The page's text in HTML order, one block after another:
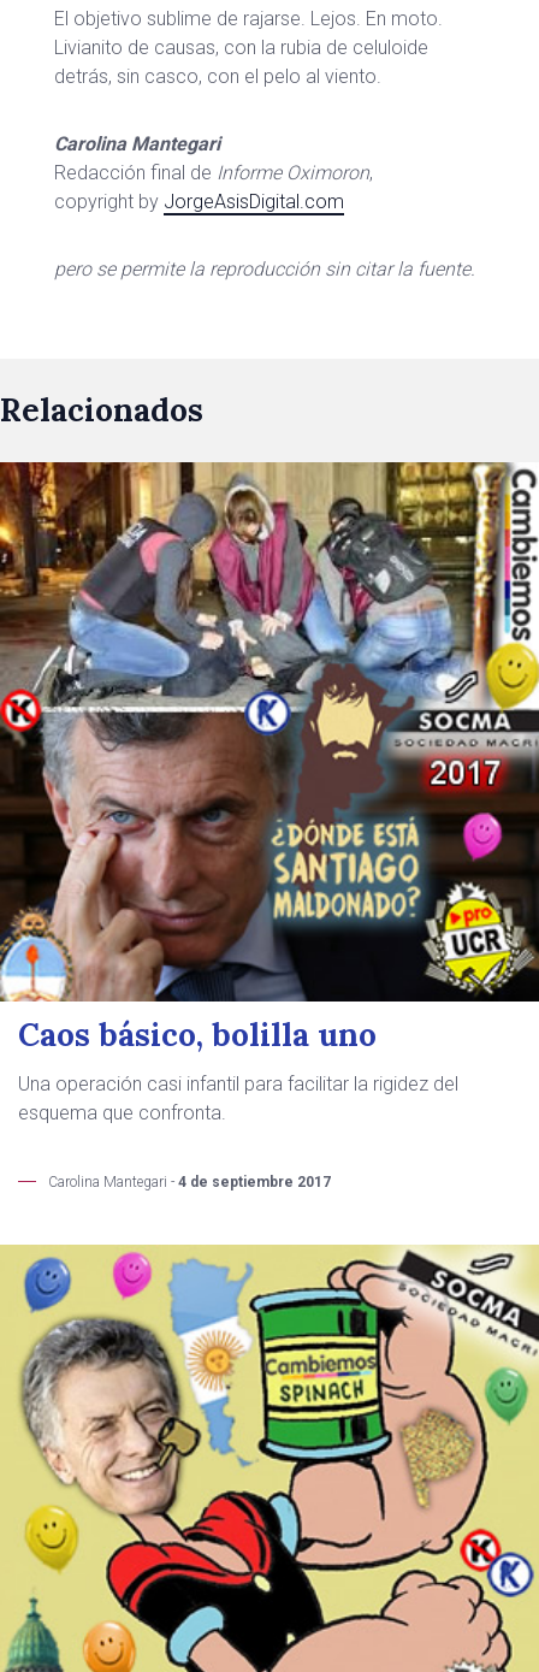
El objetivo sublime de rajarse. Lejos. En moto.
Livianito de causas, con la rubia de celuloide
detrás, sin casco, con el pelo al viento.
Carolina Mantegari
Redacción final de Informe Oximoron,
copyright by JorgeAsisDigital.com
pero se permite la reproducción sin citar la fuente.
Relacionados
Caos básico, bolilla uno
Una operación casi infantil para facilitar la rigidez del
esquema que confronta.
Carolina Mantegari - 4 de septiembre 2017